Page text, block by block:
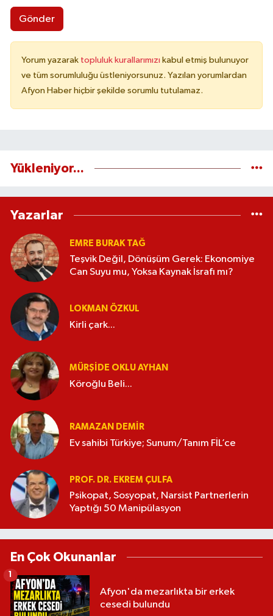
Gönder
Yorum yazarak topluluk kurallarımızı kabul etmiş bulunuyor
ve tüm sorumluluğu üstleniyorsunuz. Yazılan yorumlardan
Afyon Haber hiçbir şekilde sorumlu tutulamaz.
Yükleniyor...
Yazarlar
EMRE BURAK TAĞ
Teşvik Değil, Dönüşüm Gerek: Ekonomiye
Can Suyu mu, Yoksa Kaynak İsrafı mı?
LOKMAN ÖZKUL
Kirli çark...
MÜRŞIDE OKLU AYHAN
Köroğlu Beli...
RAMAZAN DEMİR
Ev sahibi Türkiye; Sunum/Tanım FİL’ce
PROF. DR. EKREM ÇULFA
Psikopat, Sosyopat, Narsist Partnerlerin
Yaptığı 50 Manipülasyon
En Çok Okunanlar
Afyon'da mezarlıkta bir erkek
cesedi bulundu
1